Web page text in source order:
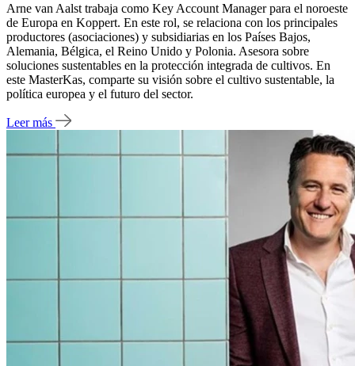
Arne van Aalst trabaja como Key Account Manager para el noroeste
de Europa en Koppert. En este rol, se relaciona con los principales
productores (asociaciones) y subsidiarias en los Países Bajos,
Alemania, Bélgica, el Reino Unido y Polonia. Asesora sobre
soluciones sustentables en la protección integrada de cultivos. En
este MasterKas, comparte su visión sobre el cultivo sustentable, la
política europea y el futuro del sector.
Leer más